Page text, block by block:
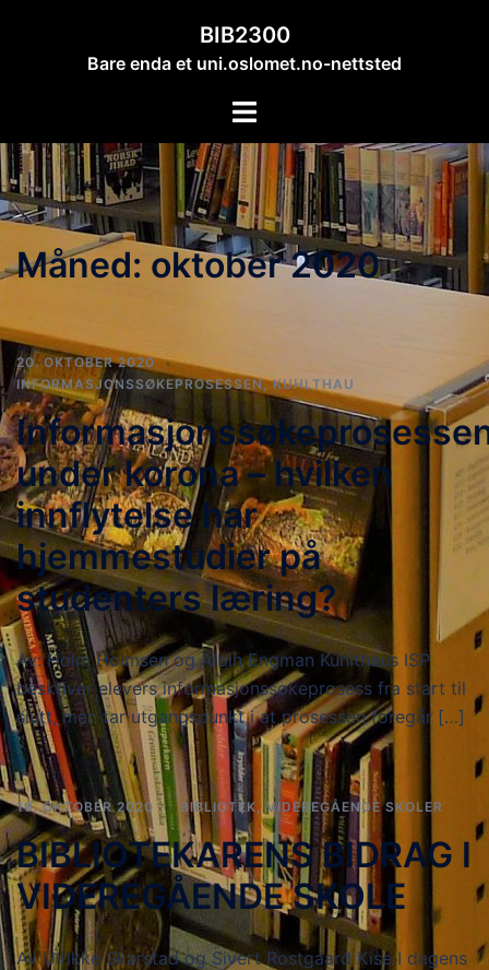
BIB2300
Bare enda et uni.oslomet.no-nettsted
Toggle
Måned: oktober 2020
20. OKTOBER 2020
INFORMASJONSSØKEPROSESSEN,KUHLTHAU
under korona – hvilken
innflytelse har
hjemmestudier på
studenters læring?
Av: Holm Holmsen og Albin Engman Kuhlthaus ISP
beskriver elevers informasjonssøkeprosess fra start til
slutt, men tar utgangspunkt i at prosessen foregår […]
19. OKTOBER 2020 BIBLIOTEK,VIDEREGÅENDE SKOLER
BIBLIOTEKARENS BIDRAG I
VIDEREGÅENDE SKOLE
Av Ulrikke Skarstad og Sivert Rostgaard Kise I dagens